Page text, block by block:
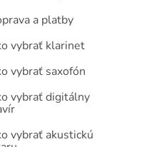
a platby
vybrať klarinet
vybrať saxofón
vybrať digitálny
vybrať akustickú